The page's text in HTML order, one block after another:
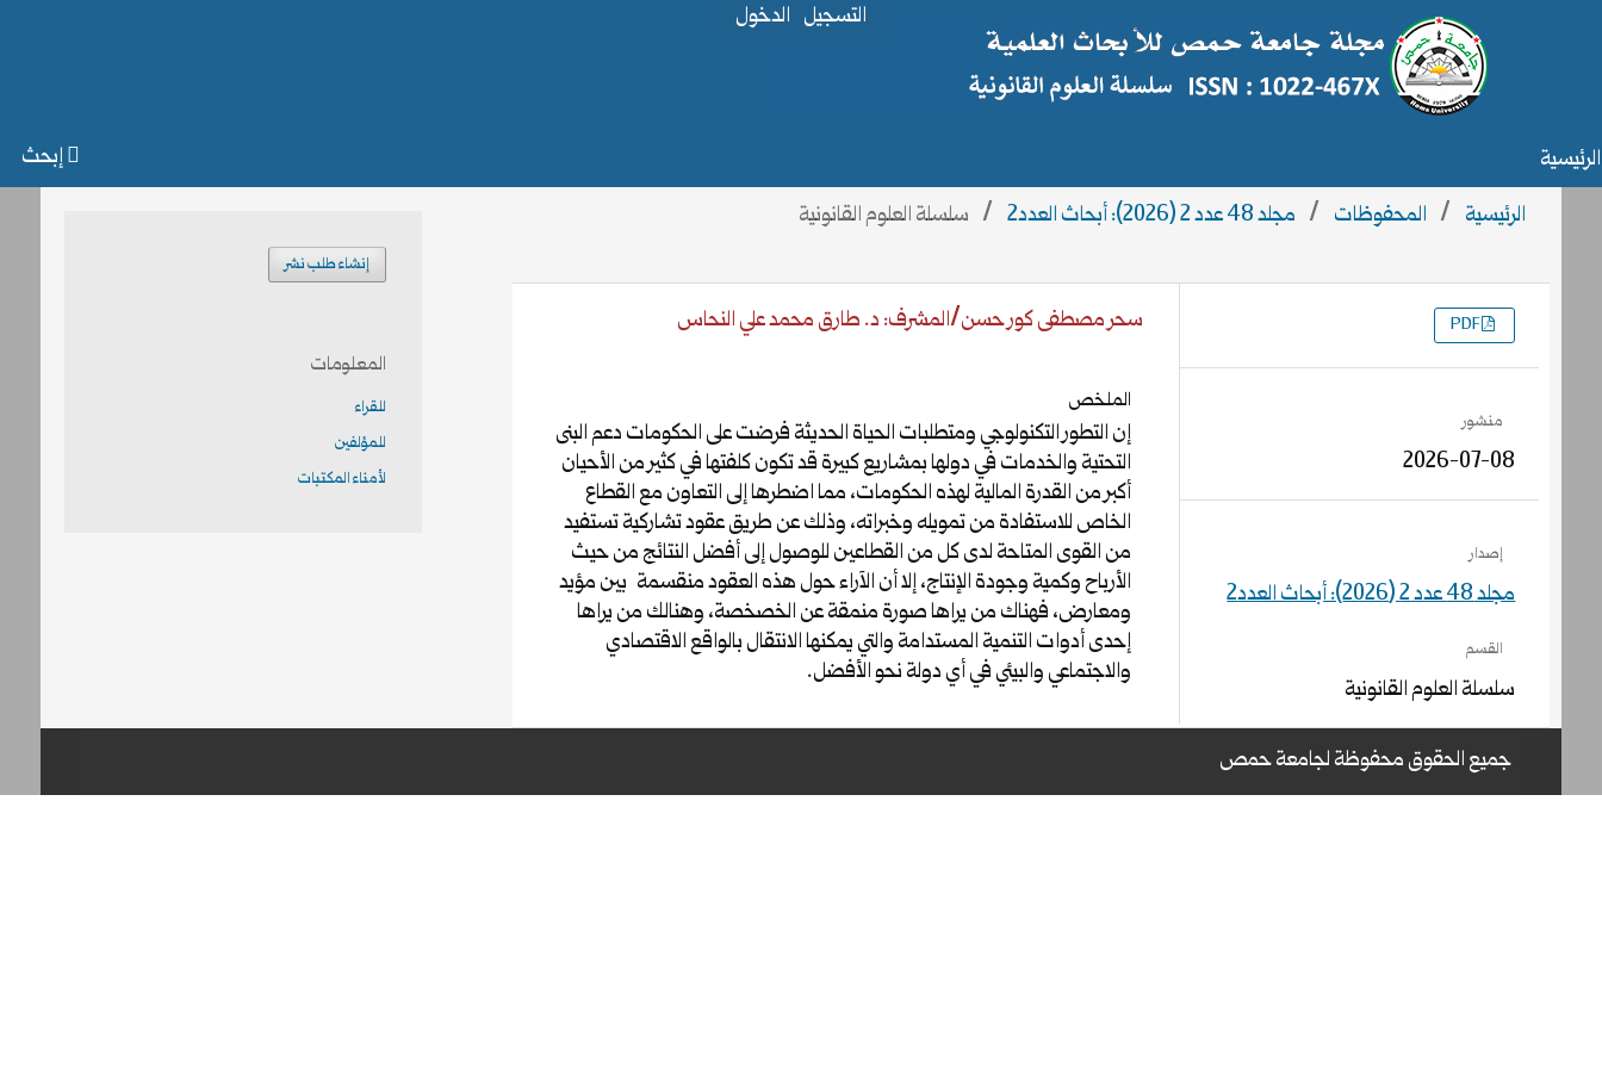
الرئيسية إبحث
التسجيل الدخول
الرئيسية / المحفوظات / مجلد 48 عدد 2 (2026): أبحاث العدد2 / سلسلة العلوم القانونية
سحر مصطفى كور حسن/المشرف: د. طارق محمد علي النحاس
الملخص
إن التطور التكنولوجي ومتطلبات الحياة الحديثة فرضت على الحكومات دعم البنى
التحتية والخدمات في دولها بمشاريع كبيرة قد تكون كلفتها في كثير من الأحيان
أكبر من القدرة المالية لهذه الحكومات، مما اضطرها إلى التعاون مع القطاع
الخاص للاستفادة من تمويله وخبراته، وذلك عن طريق عقود تشاركية تستفيد
من القوى المتاحة لدى كل من القطاعين للوصول إلى أفضل النتائج من حيث
الأرباح وكمية وجودة الإنتاج، إلا أن الآراء حول هذه العقود منقسمة بين مؤيد
ومعارض، فهناك من يراها صورة منمقة عن الخصخصة، وهنالك من يراها
إحدى أدوات التنمية المستدامة والتي يمكنها الانتقال بالواقع الاقتصادي
والاجتماعي والبيئي في أي دولة نحو الأفضل.
التنزيلات
PDF
منشور
2026-07-08
إصدار
مجلد 48 عدد 2 (2026): أبحاث العدد2
القسم
سلسلة العلوم القانونية
إنشاء طلب نشر
المعلومات
للقراء
للمؤلفين
لأمناء المكتبات
جميع الحقوق محفوظة لجامعة حمص